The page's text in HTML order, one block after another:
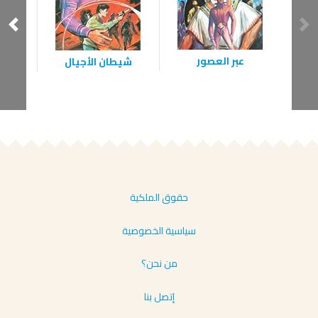
عبر العصور
شيطان الأجيال
حقوق الملكية
سياسية الخصوصية
من نحن؟
إتصل بنا